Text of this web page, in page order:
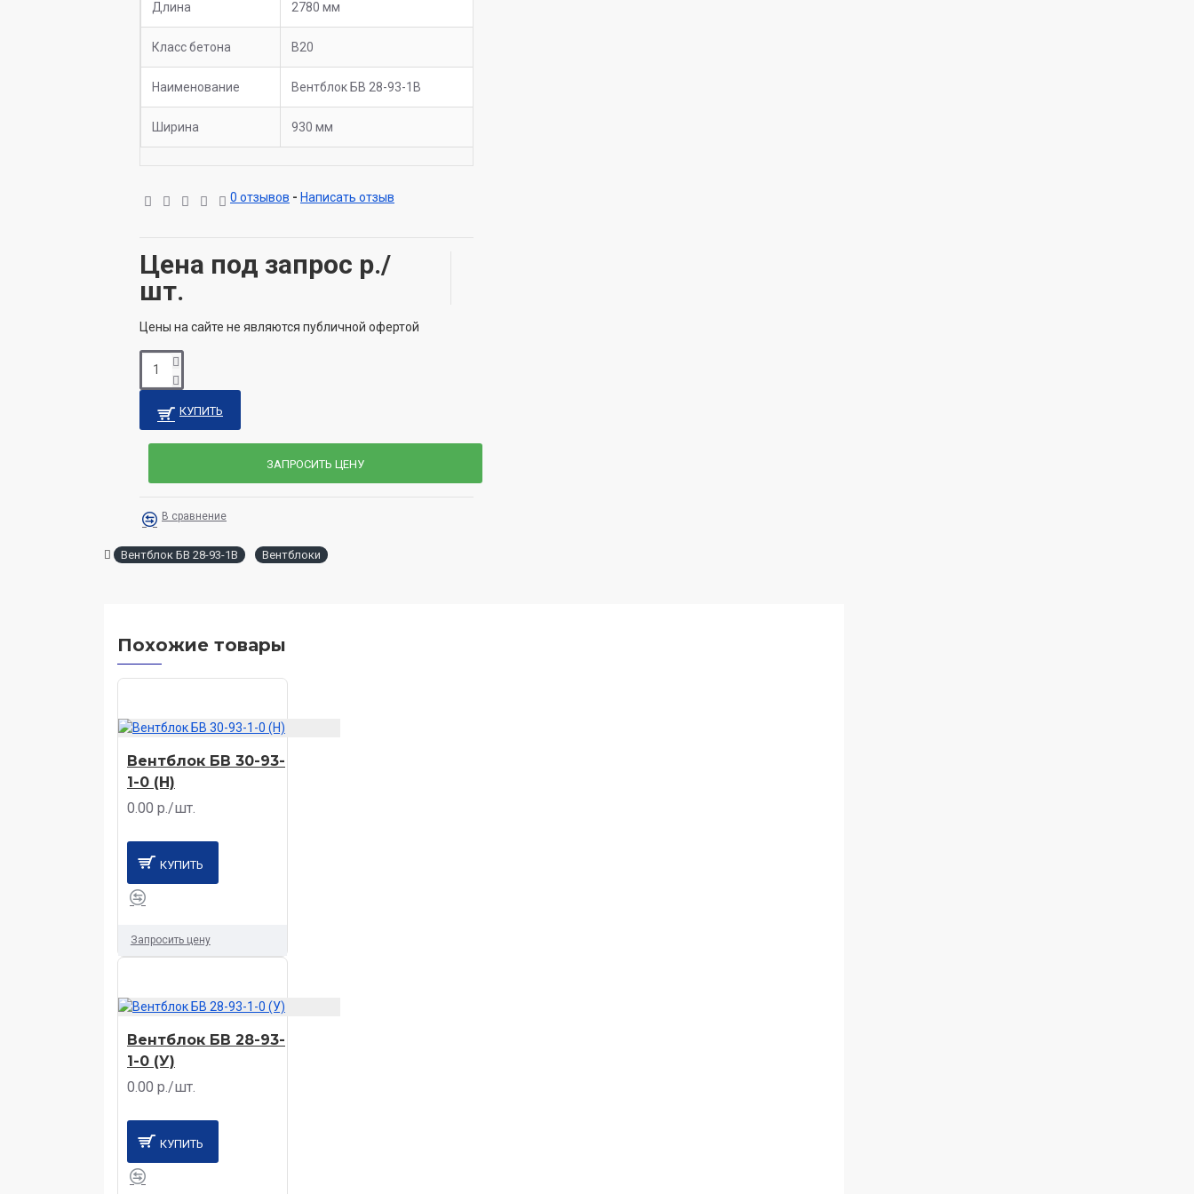
Длина 2780 мм
Класс бетона B20
Наименование Вентблок БВ 28-93-1В
Ширина 930 мм
0 отзывов - Написать отзыв
Цена под запрос р./
шт.
Цены на сайте не являются публичной офертой
КУПИТЬ
ЗАПРОСИТЬ ЦЕНУ
В сравнение
Вентблок БВ 28-93-1В Вентблоки
Похожие товары
Вентблок БВ 30-93-
1-0 (Н)
0.00 р./шт.
КУПИТЬ
Запросить цену
Вентблок БВ 28-93-
1-0 (У)
0.00 р./шт.
КУПИТЬ